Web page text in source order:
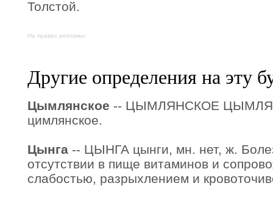
Толстой.
На правах рекламы:
Другие определения на эту
Цымлянское -- ЦЫМЛЯНСКОЕ
цимлянское.
Цынга -- ЦЫНГА цынги, мн. нет, ж.
отсутствии в пище витаминов и
слабостью, разрыхлением и